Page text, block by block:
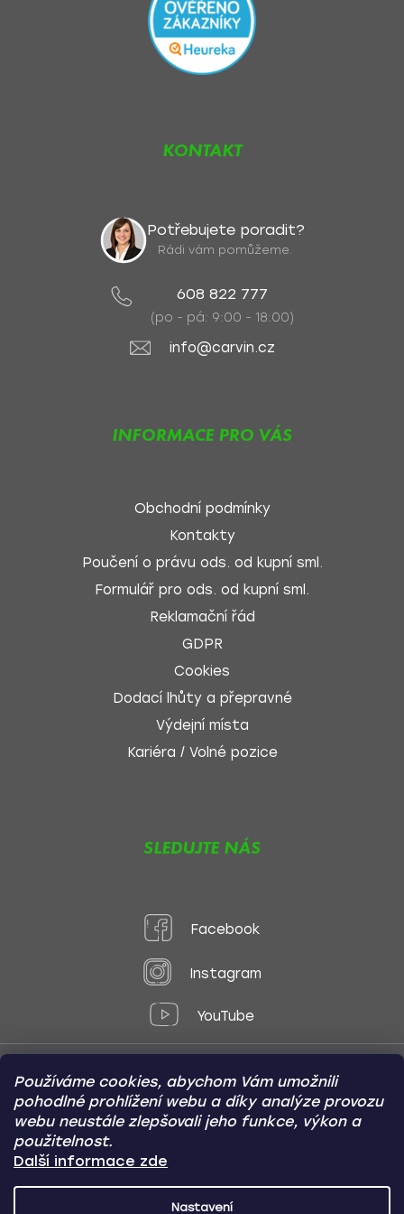
Používáme cookies, abychom Vám umožnili
pohodlné prohlížení webu a díky analýze provozu
webu neustále zlepšovali jeho funkce, výkon a
použitelnost.
Další informace zde
Nastavení
KONTAKT
Potřebujete poradit?
Rádi vám pomůžeme.
608 822 777
(po - pá: 9:00 - 18:00)
info@carvin.cz
INFORMACE PRO VÁS
Obchodní podmínky
Kontakty
Poučení o právu ods. od kupní sml.
Formulář pro ods. od kupní sml.
Reklamační řád
GDPR
Cookies
Dodací lhůty a přepravné
Výdejní místa
Kariéra / Volné pozice
SLEDUJTE NÁS
Facebook
Instagram
YouTube
Způsoby platby:
Online
Převod
Dobírka